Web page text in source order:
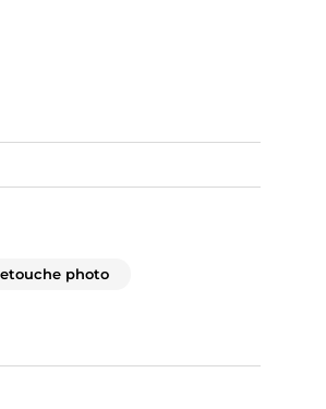
photo